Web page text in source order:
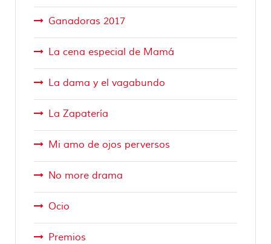
Ganadoras 2017
La cena especial de Mamá
La dama y el vagabundo
La Zapatería
Mi amo de ojos perversos
No more drama
Ocio
Premios